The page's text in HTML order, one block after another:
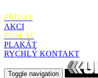
PŘIDAT
AKCI
POSLAT
PLAKÁT
RYCHLÝ KONTAKT
Toggle navigation